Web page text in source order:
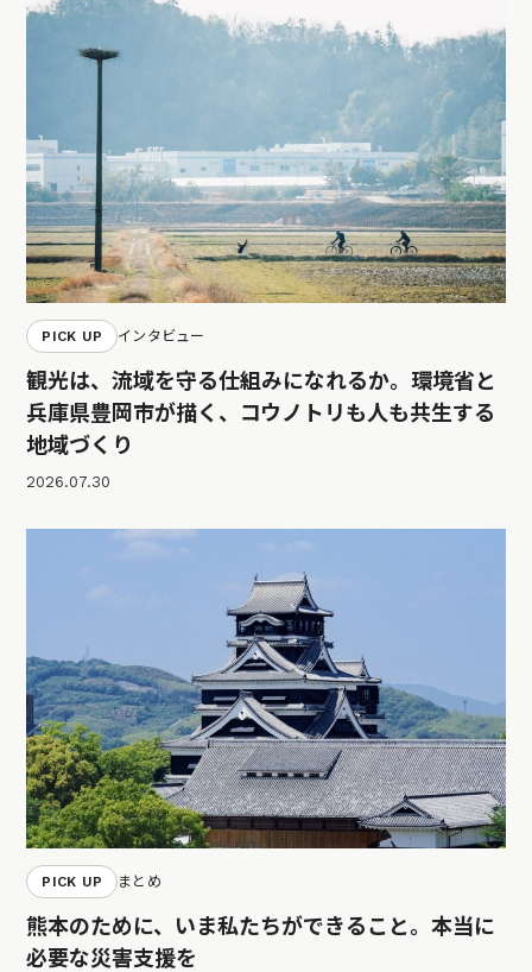
PICK UP インタビュー
観光は、流域を守る仕組みになれるか。環境省と
兵庫県豊岡市が描く、コウノトリも人も共生する
地域づくり
2026.07.30
PICK UP まとめ
熊本のために、いま私たちができること。本当に
必要な災害支援を